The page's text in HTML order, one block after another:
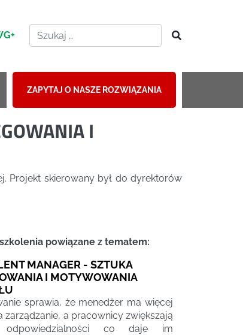
ZAPYTAJ O NASZE ROZWIĄZANIA
I
Projekt skierowany był do dyrektorów
powiązane z tematem:
MANAGER - SZTUKA
I MOTYWOWANIA
sprawia, że menedżer ma więcej
zarządzanie, a pracownicy zwiększają
odpowiedzialności co daje im